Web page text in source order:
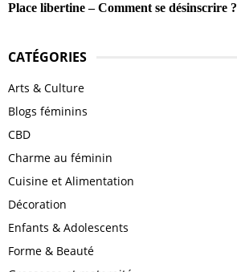
Place libertine – Comment se désinscrire ?
CATÉGORIES
Arts & Culture
Blogs féminins
CBD
Charme au féminin
Cuisine et Alimentation
Décoration
Enfants & Adolescents
Forme & Beauté